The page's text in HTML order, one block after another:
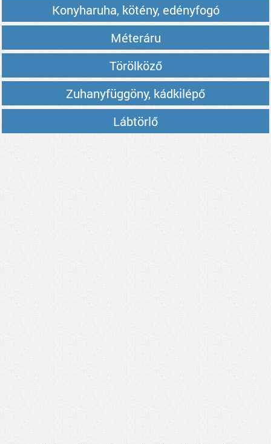
Konyharuha, kötény, edényfogó
Méteráru
Törölköző
Zuhanyfüggöny, kádkilépő
Lábtörlő